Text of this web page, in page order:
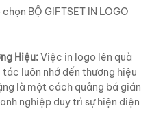
BỘ GIFTSET IN LOGO
Hiệu:Việc in logo lên quà
luôn nhớ đến thương hiệu
là một cách quảng bá gián
nghiệp duy trì sự hiện diện